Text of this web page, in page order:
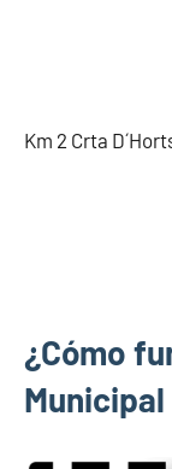
Km 2 Crta
¿Cómo
Municipal